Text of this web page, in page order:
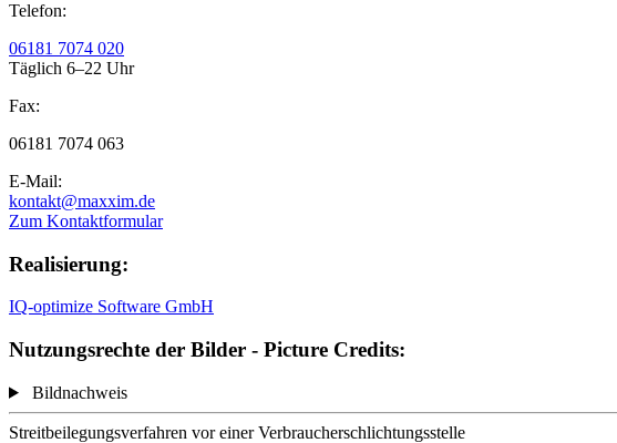
Telefon:
06181 7074 020
Täglich 6–22 Uhr
Fax:
06181 7074 063
E-Mail:
kontakt@maxxim.de
Zum Kontaktformular
Realisierung:
IQ-optimize Software GmbH
Nutzungsrechte der Bilder - Picture Credits:
Bildnachweis
Streitbeilegungsverfahren vor einer Verbraucherschlichtungsstelle